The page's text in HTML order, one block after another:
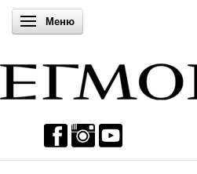
Включи навигацията
Меню